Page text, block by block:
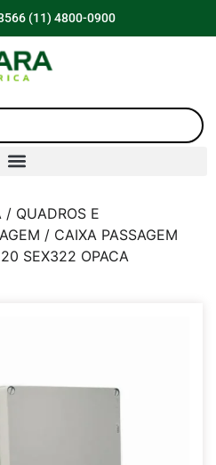
(11) 4800-0900
/ QUADROS E
/ CAIXA PASSAGEM
SEX322 OPACA